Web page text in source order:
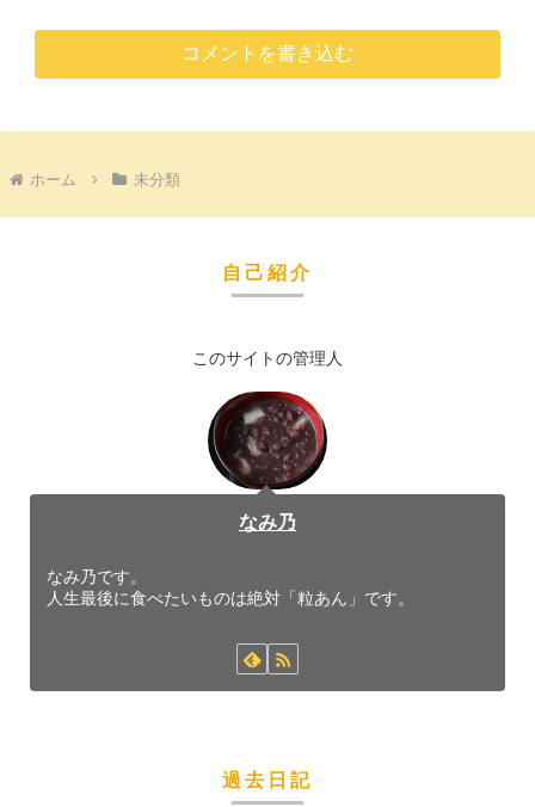
コメントを書き込む
ホーム 未分類
自己紹介
このサイトの管理人
なみ乃
なみ乃です。
人生最後に食べたいものは絶対「粒あん」です。
過去日記